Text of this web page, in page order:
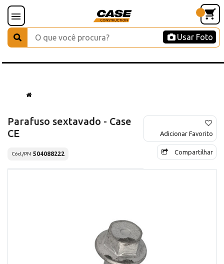
Usar Foto
Parafuso sextavado - Case
CE
Cód./PN 504088222
Adicionar Favorito
Compartilhar